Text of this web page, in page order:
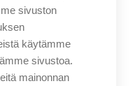
sivuston
käytämme
sivustoa.
mainonnan